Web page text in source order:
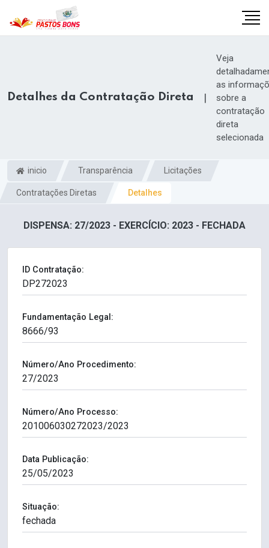
Detalhes da Contratação Direta |
Veja
as
sobre a
contratação
direta
selecionada
inicio Transparência Licitações
Contratações Diretas Detalhes
DISPENSA: 27/2023 - EXERCÍCIO: 2023 - FECHADA
ID Contratação:
Fundamentação Legal:
Número/Ano Procedimento:
Número/Ano Processo:
Data Publicação:
Situação: